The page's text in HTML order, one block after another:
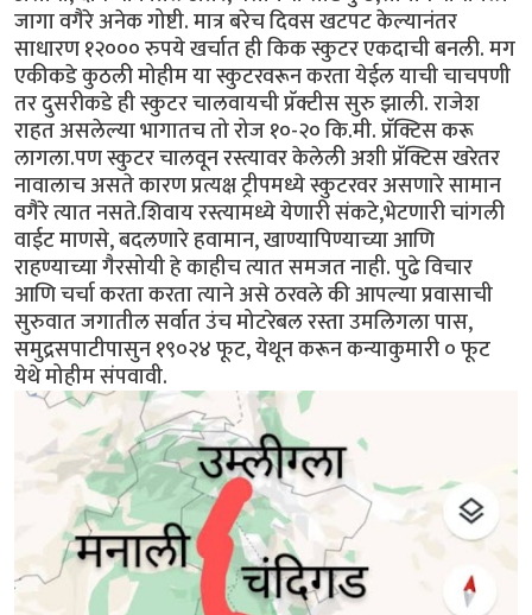
जागा वगैरे अनेक गोष्टी. मात्र बरेच दिवस खटपट केल्यानंतर
साधारण १२००० रुपये खर्चात ही किक स्कुटर एकदाची बनली. मग
एकीकडे कुठली मोहीम या स्कुटरवरून करता येईल याची चाचपणी
तर दुसरीकडे ही स्कुटर चालवायची प्रॅक्टीस सुरु झाली. राजेश
राहत असलेल्या भागातच तो रोज १०-२० कि.मी. प्रॅक्टिस करू
लागला.पण स्कुटर चालवून रस्त्यावर केलेली अशी प्रॅक्टिस खरेतर
नावालाच असते कारण प्रत्यक्ष ट्रीपमध्ये स्कुटरवर असणारे सामान
वगैरे त्यात नसते.शिवाय रस्त्यामध्ये येणारी संकटे,भेटणारी चांगली
वाईट माणसे, बदलणारे हवामान, खाण्यापिण्याच्या आणि
राहण्याच्या गैरसोयी हे काहीच त्यात समजत नाही. पुढे विचार
आणि चर्चा करता करता त्याने असे ठरवले की आपल्या प्रवासाची
सुरुवात जगातील सर्वात उंच मोटरेबल रस्ता उमलिगला पास,
समुद्रसपाटीपासुन १९०२४ फूट, येथून करून कन्याकुमारी ० फूट
येथे मोहीम संपवावी.